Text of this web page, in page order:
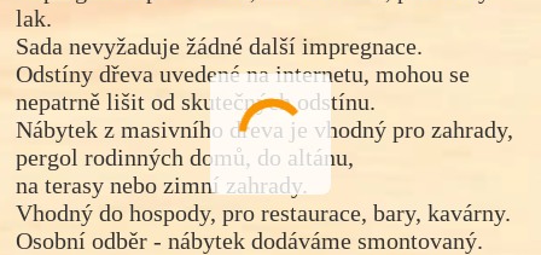
lak.
Sada nevyžaduje žádné další impregnace.
Odstíny dřeva uvedené na internetu, mohou se
nepatrně lišit od skutečných odstínu.
Nábytek z masivního dřeva je vhodný pro zahrady,
pergol rodinných domů, do altánu,
na terasy nebo zimní zahrady.
Vhodný do hospody, pro restaurace, bary, kavárny.
Osobní odběr - nábytek dodáváme smontovaný.